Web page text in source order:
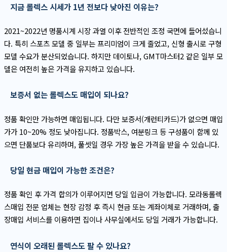
지금 롤렉스 시세가 1년 전보다 낮아진 이유는?
2021~2022년 명품시계 시장 과열 이후 전반적인 조정 국면에 들어섰습니
다. 특히 스포츠 모델 중 일부는 프리미엄이 크게 줄었고, 신형 출시로 구형
모델 수요가 분산되었습니다. 하지만 데이토나, GMT마스터2 같은 일부 모
델은 여전히 높은 가격을 유지하고 있습니다.
보증서 없는 롤렉스도 매입이 되나요?
정품 확인만 가능하면 매입됩니다. 다만 보증서(개런티카드)가 없으면 매입
가가 10~20% 정도 낮아집니다. 정품박스, 여분링크 등 구성품이 함께 있
으면 단품보다 유리하며, 풀셋일 경우 가장 높은 가격을 받을 수 있습니다.
당일 현금 매입이 가능한 조건은?
정품 확인 후 가격 합의가 이루어지면 당일 입금이 가능합니다. 모라동롤렉
스매입 전문 업체는 현장 감정 후 즉시 현금 또는 계좌이체로 거래하며, 출
장매입 서비스를 이용하면 집이나 사무실에서도 당일 거래가 가능합니다.
연식이 오래된 롤렉스도 팔 수 있나요?